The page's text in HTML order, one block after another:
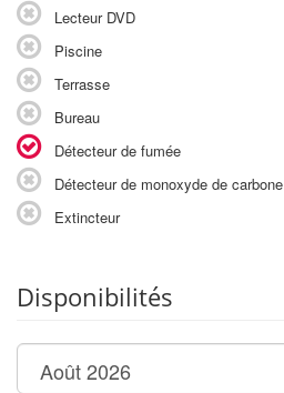
Lecteur DVD
Piscine
Terrasse
Bureau
Détecteur de fumée
Détecteur de monoxyde de carbone
Extincteur
Disponibilités